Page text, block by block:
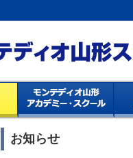
お知らせ